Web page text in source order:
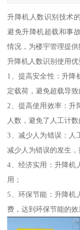
升降机人数识别技术
避免升降机超载和事
情况，为楼宇管理提供
升降机人数识别使用优
1、提高安全性：升降
定载荷，避免超载导致
2、提高使用效率：升
人数，避免了人工计
3、减少人为错误：人
减少人为错误的发生，
4、经济实用：升降机
用；
5、环保节能：升降机
费，达到环保节能的效